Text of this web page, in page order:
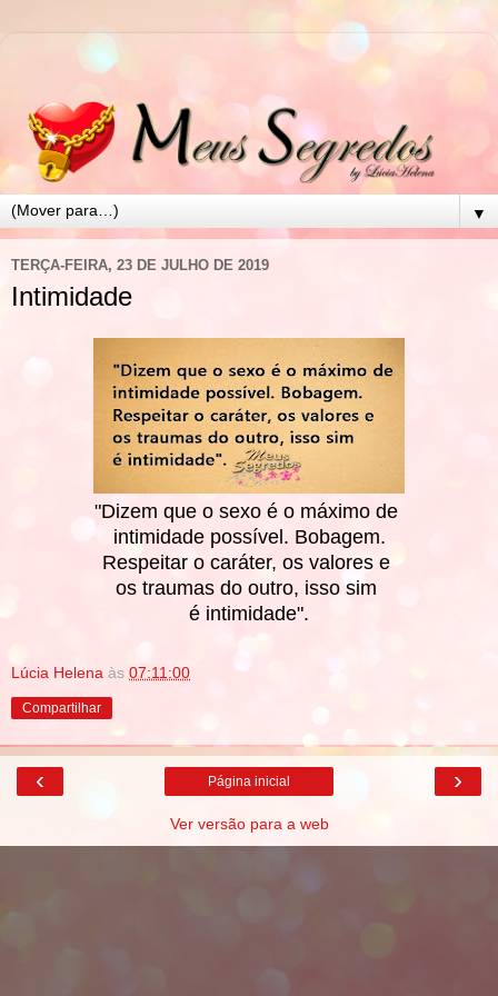
▼
TERÇA-FEIRA, 23 DE JULHO DE 2019
Intimidade
"Dizem que o sexo é o máximo de
intimidade possível. Bobagem.
Respeitar o caráter, os valores e
os traumas do outro, isso sim
é intimidade".
Lúcia Helena às 07:11:00
Compartilhar
‹ ›
Página inicial
Ver versão para a web